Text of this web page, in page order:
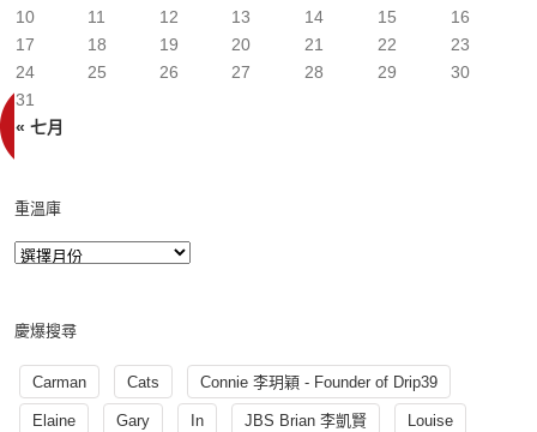
« 七月
10
11 12 13 14 15
16
17
18 19 20 21 22
23
24
25 26 27 28 29
30
31
重溫庫
慶爆搜尋
Carman Cats Connie 李玥穎 - Founder of Drip39
Elaine Gary In JBS Brian 李凱賢 Louise